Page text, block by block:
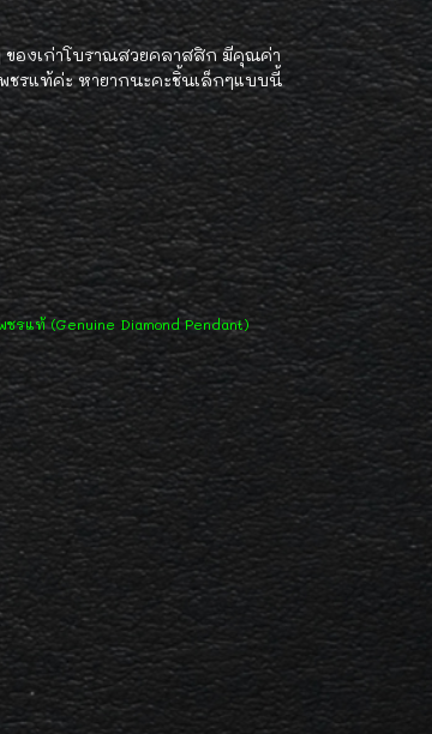
ของเก่าโบราณสวยคลาสสิก มีคุณค่า
ชรแท้ค่ะ หายากนะคะชิ้นเล็กๆแบบนี้
ชรแท้ (Genuine Diamond Pendant)